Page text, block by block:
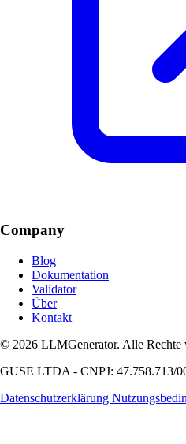
Company
Blog
Dokumentation
Validator
Über
Kontakt
© 2026 LLMGenerator. Alle Rechte
GUSE LTDA - CNPJ: 47.758.713/
Datenschutzerklärung